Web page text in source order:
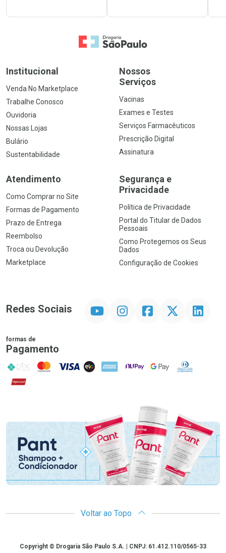
Ir para a Home
Institucional
Venda No Marketplace
Trabalhe Conosco
Ouvidoria
Nossas Lojas
Bulário
Sustentabilidade
Nossos
Serviços
Vacinas
Exames e Testes
Serviços Farmacêuticos
Prescrição Digital
Assinatura
Atendimento
Como Comprar no Site
Formas de Pagamento
Prazo de Entrega
Reembolso
Troca ou Devolução
Marketplace
Segurança e
Privacidade
Política de Privacidade
Portal do Titular de Dados
Pessoais
Como Protegemos os Seus
Dados
Configuração de Cookies
Redes Sociais InstagramFacebookTwitter Linkedin
formas de
Pagamento
PIX MasterCard
VISA ELO AMEX NuPay Google PayDiners Club
Hipercard
Promoção em Destaque
Voltar ao Topo
CopyrightCopyright © Drogaria São Paulo S.A. | CNPJ: 61.412.110/0565-33